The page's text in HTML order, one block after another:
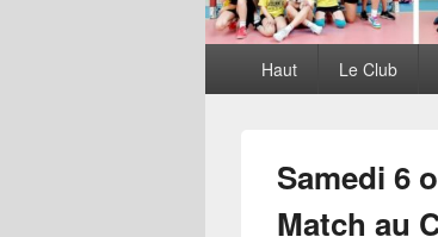
principalHaut Le Club
Samedi 6
Match au